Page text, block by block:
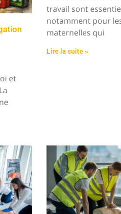
et
travail sont
notamment pour
maternelles qui
Lire la suite »